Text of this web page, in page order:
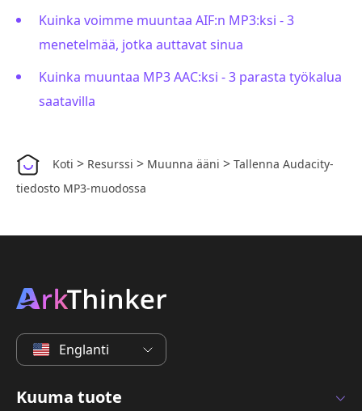
Kuinka voimme muuntaa AIF:n MP3:ksi - 3
menetelmää, jotka auttavat sinua
Kuinka muuntaa MP3 AAC:ksi - 3 parasta työkalua
saatavilla
Koti > Resurssi > Muunna ääni > Tallenna Audacity-
tiedosto MP3-muodossa
Englanti
Kuuma tuote